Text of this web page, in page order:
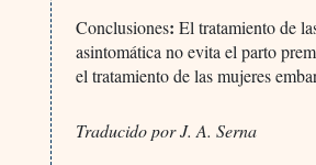
Conclusiones:El tratamiento de
asintomática no evita el parto
el tratamiento de las mujeres
Traducido por J. A. Serna